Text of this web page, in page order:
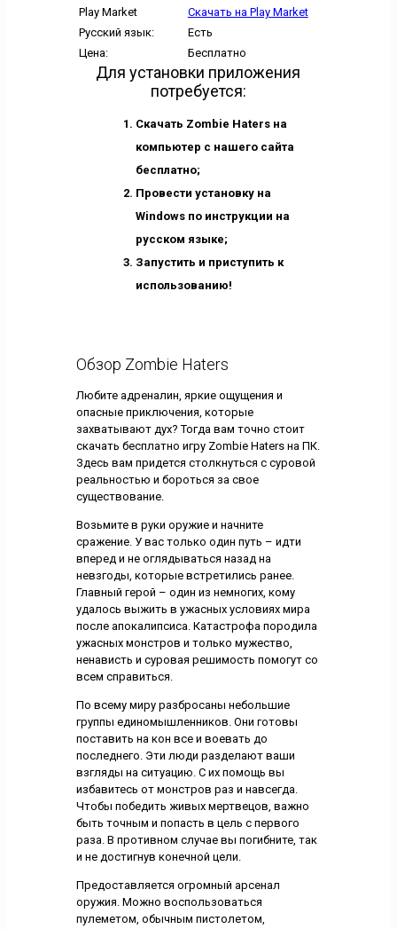
Play Market
Скачать на Play Market
Русский язык:
Есть
Цена:
Бесплатно
Для установки приложения
потребуется:
Скачать Zombie Haters на
компьютер с нашего сайта
бесплатно;
Провести установку на
Windows по инструкции на
русском языке;
Запустить и приступить к
использованию!
Обзор Zombie Haters
Любите адреналин, яркие ощущения и
опасные приключения, которые
захватывают дух? Тогда вам точно стоит
скачать бесплатно игру Zombie Haters на ПК.
Здесь вам придется столкнуться с суровой
реальностью и бороться за свое
существование.
Возьмите в руки оружие и начните
сражение. У вас только один путь – идти
вперед и не оглядываться назад на
невзгоды, которые встретились ранее.
Главный герой – один из немногих, кому
удалось выжить в ужасных условиях мира
после апокалипсиса. Катастрофа породила
ужасных монстров и только мужество,
ненависть и суровая решимость помогут со
всем справиться.
По всему миру разбросаны небольшие
группы единомышленников. Они готовы
поставить на кон все и воевать до
последнего. Эти люди разделают ваши
взгляды на ситуацию. С их помощь вы
избавитесь от монстров раз и навсегда.
Чтобы победить живых мертвецов, важно
быть точным и попасть в цель с первого
раза. В противном случае вы погибните, так
и не достигнув конечной цели.
Предоставляется огромный арсенал
оружия. Можно воспользоваться
пулеметом, обычным пистолетом,